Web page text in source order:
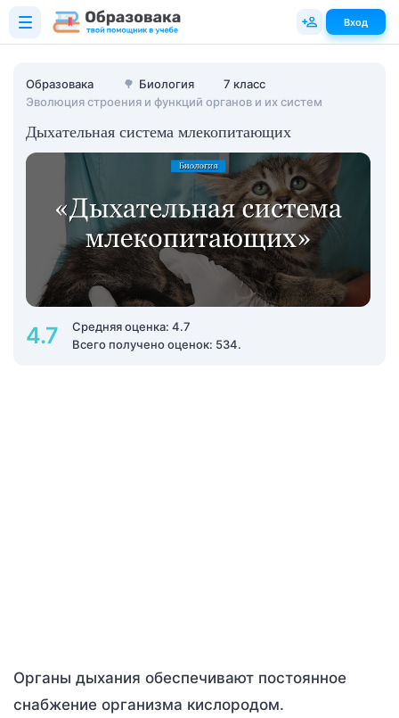
Образовака 🌳 Биология
7 класс
Эволюция строения и функций органов и их систем
Дыхательная система млекопитающих
4.7
Средняя оценка: 4.7
Всего получено оценок: 534.
Органы дыхания обеспечивают постоянное
снабжение организма кислородом.
Вход